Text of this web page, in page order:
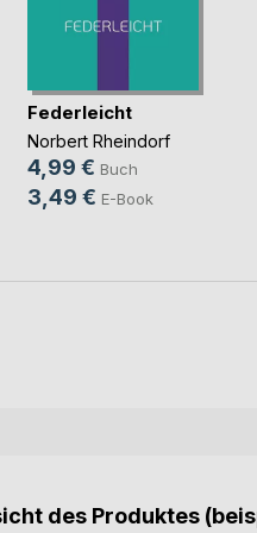
Federleicht
Norbert Rheindorf
4,99 € Buch
3,49 € E-Book
des Produktes